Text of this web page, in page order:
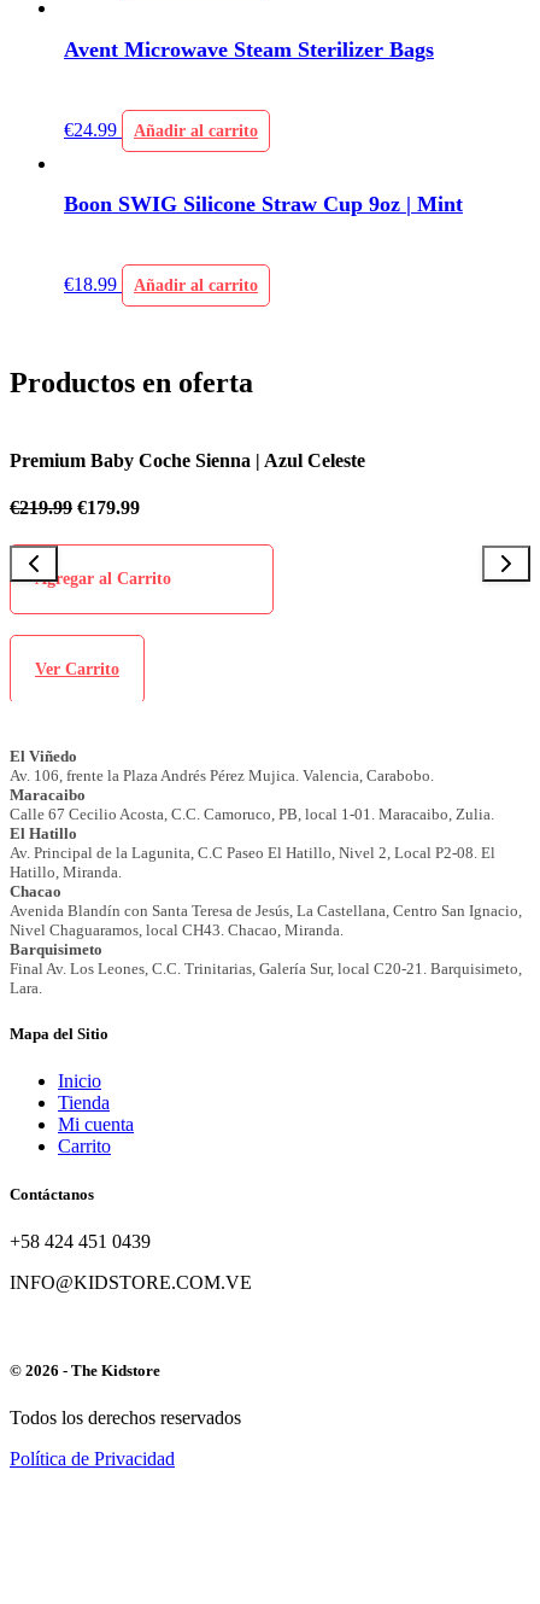
Avent Microwave Steam Sterilizer Bags
€24.99 Añadir al carrito
Boon SWIG Silicone Straw Cup 9oz | Mint
€18.99 Añadir al carrito
Productos en oferta
Premium Baby Coche Sienna | Azul Celeste
€219.99 €179.99
Agregar al Carrito
Ver Carrito
Mapa del Sitio
Inicio
Tienda
Mi cuenta
Carrito
Contáctanos
+58 424 451 0439
INFO@KIDSTORE.COM.VE
© 2026 - The Kidstore
Todos los derechos reservados
Política de Privacidad